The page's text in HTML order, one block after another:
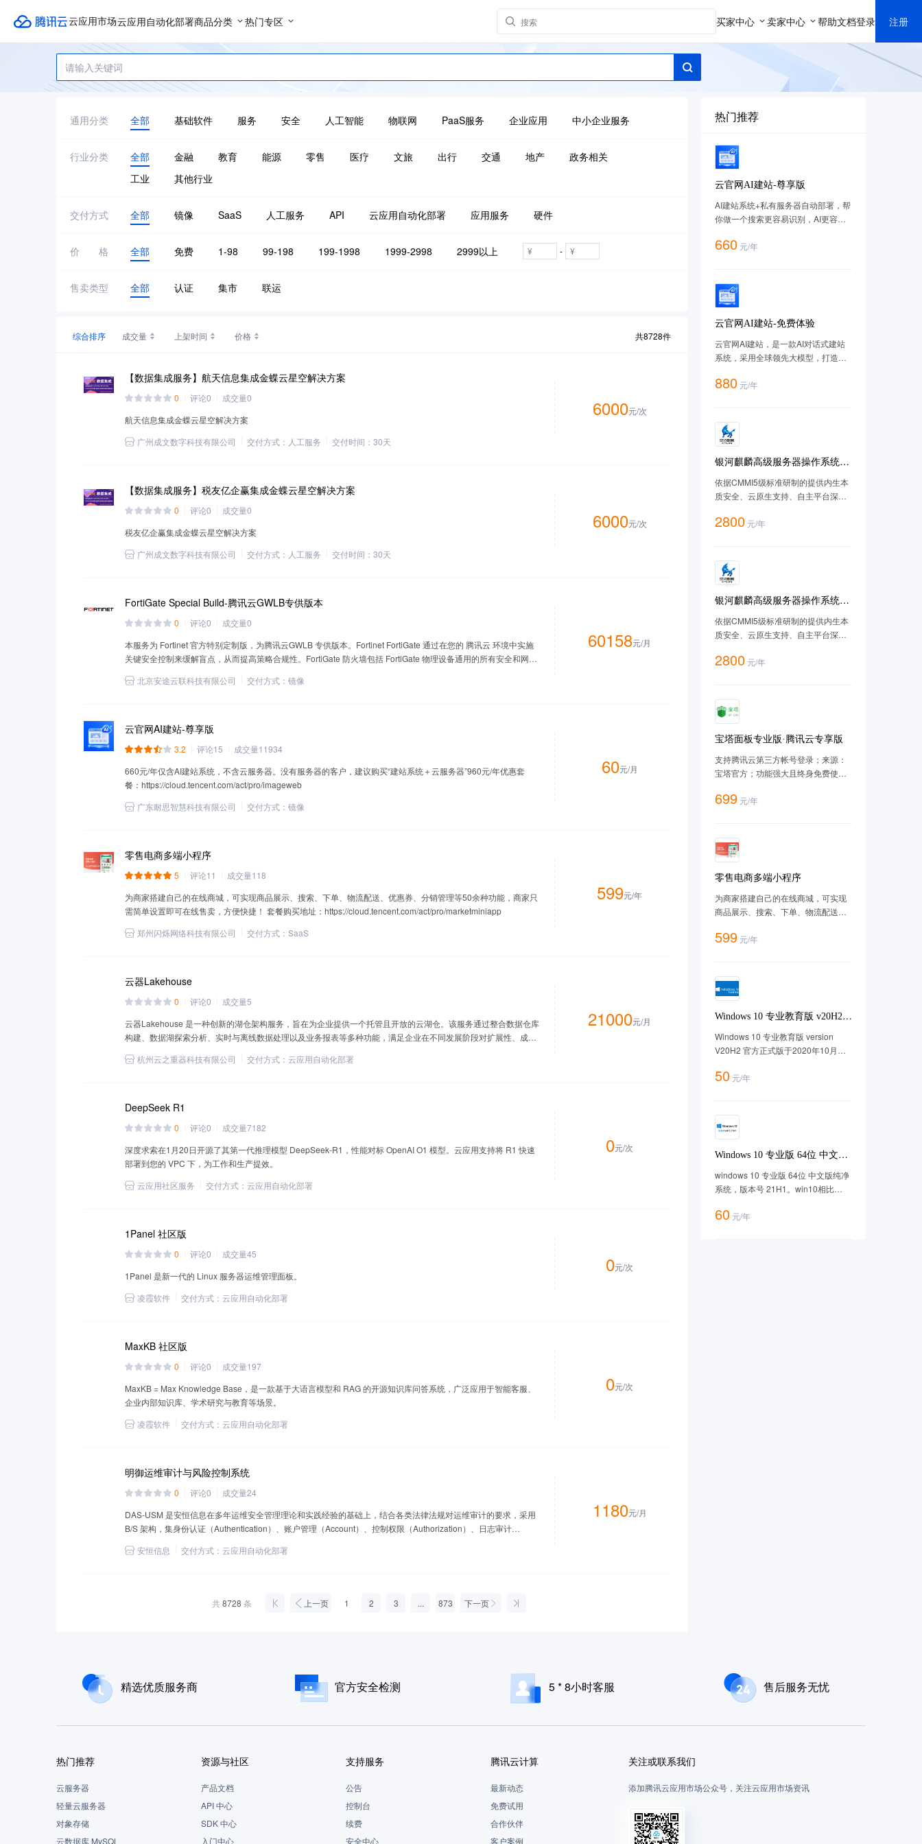
云应用市场云应用自动化部署商品分类 热门专区 买家中心 卖家中心 帮助文档登录 注册
通用分类 全部 基础软件 服务 安全 人工智能 物联网 PaaS服务 企业应用 中小企业服务
行业分类 全部 金融 教育 能源 零售 医疗 文旅 出行 交通 地产
政务相关
工业
其他行业
交付方式 全部 镜像 SaaS 人工服务 API 云应用自动化部署 应用服务 硬件
价格 全部 免费 1-98 99-198 199-1998 1999-2998 2999以上 -
售卖类型 全部 认证 集市 联运
综合排序 成交量 上架时间 价格 共8728件
【数据集成服务】航天信息集成金蝶云星空解决方案
0 评论0 成交量0
航天信息集成金蝶云星空解决方案
广州成文数字科技有限公司
交付方式： 人工服务 交付时间： 30天
6000元/次
【数据集成服务】税友亿企赢集成金蝶云星空解决方案
0 评论0 成交量0
税友亿企赢集成金蝶云星空解决方案
广州成文数字科技有限公司
交付方式： 人工服务 交付时间： 30天
6000元/次
FortiGate Special Build-腾讯云GWLB专供版本
0 评论0 成交量0
本服务为 Fortinet 官方特别定制版，为腾讯云GWLB 专供版本。Fortinet FortiGate 通过在您的 腾讯云 环境中实施
关键安全控制来缓解盲点，从而提高策略合规性。FortiGate 防火墙包括 FortiGate 物理设备通用的所有安全和网络
北京安途云联科技有限公司 交付方式： 镜像
60158元/月
云官网AI建站-尊享版
3.2 评论15 成交量11934
660元/年仅含AI建站系统，不含云服务器。没有服务器的客户，建议购买“建站系统＋云服务器”960元/年优惠套
餐：https://cloud.tencent.com/act/pro/imageweb
广东耐思智慧科技有限公司
交付方式： 镜像
60元/月
零售电商多端小程序
5 评论11 成交量118
为商家搭建自己的在线商城，可实现商品展示、搜索、下单、物流配送、优惠券、分销管理等50余种功能，商家只
需简单设置即可在线售卖，方便快捷！ 套餐购买地址：https://cloud.tencent.com/act/pro/marketminiapp
郑州闪烁网络科技有限公司
交付方式： SaaS
599元/年
云器Lakehouse
0 评论0 成交量5
云器Lakehouse 是一种创新的湖仓架构服务，旨在为企业提供一个托管且开放的云湖仓。该服务通过整合数据仓库
构建、数据湖探索分析、实时与离线数据处理以及业务报表等多种功能，满足企业在不同发展阶段对扩展性、成本
杭州云之重器科技有限公司 交付方式： 云应用自动化部署
21000元/月
DeepSeek R1
0 评论0 成交量7182
深度求索在1月20日开源了其第一代推理模型 DeepSeek-R1，性能对标 OpenAI O1 模型。云应用支持将 R1 快速
部署到您的 VPC 下，为工作和生产提效。
云应用社区服务
交付方式： 云应用自动化部署
0元/次
1Panel 社区版
0 评论0 成交量45
1Panel 是新一代的 Linux 服务器运维管理面板。
凌霞软件
交付方式： 云应用自动化部署
0元/次
MaxKB 社区版
0 评论0 成交量197
MaxKB = Max Knowledge Base，是一款基于大语言模型和 RAG 的开源知识库问答系统，广泛应用于智能客服、
企业内部知识库、学术研究与教育等场景。
凌霞软件
交付方式： 云应用自动化部署
0元/次
明御运维审计与风险控制系统
0 评论0 成交量24
DAS-USM 是安恒信息在多年运维安全管理理论和实践经验的基础上，结合各类法律法规对运维审计的要求，采用
B/S 架构，集身份认证（Authentication）、账户管理（Account）、控制权限（Authorization）、日志审计
具备全方位运维风险控制能力的统一安全管理与审计产品。
安恒信息 交付方式： 云应用自动化部署
1180元/月
共8728 条 上一页 1 2 3 ... 873 下一页
热门推荐
云官网AI建站-尊享版
AI建站系统+私有服务器自动部署，帮
你做一个搜索更容易识别，AI更容易
https://cloud.tencent.com/act/pro/imageweb
660 元/年
云官网AI建站-免费体验
云官网AI建站，是一款AI对话式建站
系统，采用全球领先大模型，打造智
天一样简单，让客户搜到您的网站，
880 元/年
银河麒麟高级服务器操作系统
V10（SP3-2403）-X86版
依据CMMI5级标准研制的提供内生本
质安全、云原生支持、自主平台深入
服务器操作系统。
2800 元/年
银河麒麟高级服务器操作系统
V10（SP3-2403）-ARM版
依据CMMI5级标准研制的提供内生本
质安全、云原生支持、自主平台深入
服务器操作系统。
2800 元/年
宝塔面板专业版·腾讯云专享版
支持腾讯云第三方帐号登录；来源：
宝塔官方；功能强大且终身免费使
网站/FTP/数据库/JAVA等100多项服务
代，功能全，少出错且足够安全，已
获得全球百万用户认可安装。
699 元/年
零售电商多端小程序
为商家搭建自己的在线商城，可实现
商品展示、搜索、下单、物流配送、
家只需简单设置即可在线售卖，方便
599 元/年
Windows 10 专业教育版 v20H2
中文64位【2025年更新】
Windows 10 专业教育版 version
V20H2 官方正式版于2020年10月正
20H2， 系统版本及命名简称20H2，
50 元/年
Windows 10 专业版 64位 中文版
21H1版win10
windows 10 专业版 64位 中文版纯净
系统，版本号 21H1。win10相比
适用于任意场景。经过腾讯云漏扫无
60 元/年
精选优质服务商 官方安全检测 5 * 8小时客服 售后服务无忧
热门推荐
云服务器
轻量云服务器
对象存储
云数据库 MySQL
资源与社区
产品文档
API 中心
SDK 中心
入门中心
支持服务
公告
控制台
续费
安全中心
腾讯云计算
最新动态
免费试用
合作伙伴
客户案例
关注或联系我们
添加腾讯云应用市场公众号，关注云应用市场资讯